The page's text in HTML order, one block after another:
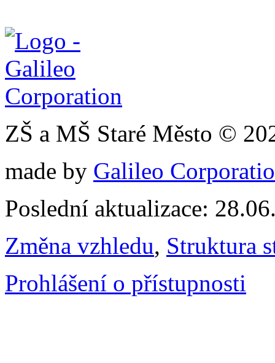
ZŠ a MŠ Staré Město ©
made by Galileo
Poslední aktualizace:
Změna vzhledu, Struktura
Prohlášení o přístupnosti